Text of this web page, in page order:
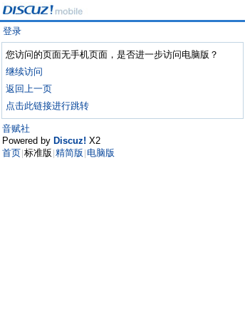
登录
您访问的页面无手机页面，是否进一步访问电脑版？
继续访问
返回上一页
点击此链接进行跳转
音赋社
Powered by Discuz! X2
首页 标准版 精简版 电脑版